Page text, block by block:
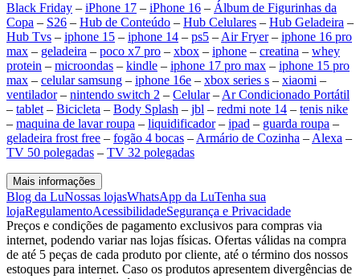
Black Friday – iPhone 17 – iPhone 16 – Álbum de Figurinhas da
Copa – S26 – Hub de Conteúdo – Hub Celulares – Hub Geladeira –
Hub Tvs – iphone 15 – iphone 14 – ps5 – Air Fryer– iphone 16 pro
max – geladeira – poco x7 pro – xbox – iphone – creatina – whey
protein – microondas – kindle – iphone 17 pro max – iphone 15 pro
max – celular samsung – iphone 16e – xbox series s – xiaomi –
ventilador– nintendo switch 2 – Celular– Ar Condicionado Portátil
– tablet – Bicicleta – Body Splash – jbl – redmi note 14 – tenis nike
– maquina de lavar roupa – liquidificador– ipad – guarda roupa –
geladeira frost free – fogão 4 bocas – Armário de Cozinha – Alexa –
TV 50 polegadas – TV 32 polegadas
Mais informações
Blog da LuNossas lojasWhatsApp da LuTenha sua
lojaRegulamentoAcessibilidadeSegurança e Privacidade
Preços e condições de pagamento exclusivos para compras via
internet, podendo variar nas lojas físicas. Ofertas válidas na compra
de até 5 peças de cada produto por cliente, até o término dos nossos
estoques para internet. Caso os produtos apresentem divergências de